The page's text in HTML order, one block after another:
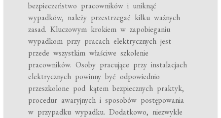
bezpieczeństwo pracowników i uniknąć
wypadków, należy przestrzegać kilku ważnych
zasad. Kluczowym krokiem w zapobieganiu
wypadkom przy pracach elektrycznych jest
przede wszystkim właściwe szkolenie
pracowników. Osoby pracujące przy instalacjach
elektrycznych powinny być odpowiednio
przeszkolone pod kątem bezpiecznych praktyk,
procedur awaryjnych i sposobów postępowania
w przypadku wypadku. Dodatkowo, niezwykle